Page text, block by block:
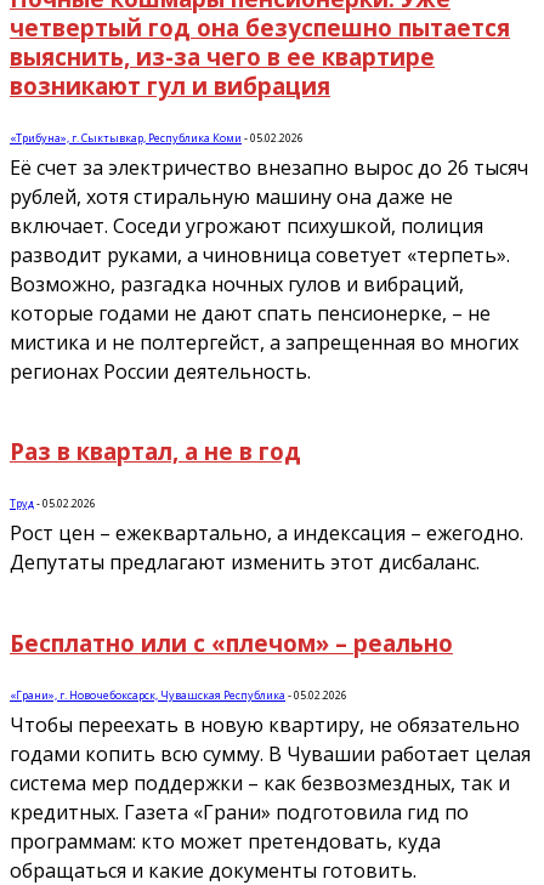
четвертый год она безуспешно пытается
выяснить, из-за чего в ее квартире
возникают гул и вибрация
«Трибуна», г. Сыктывкар, Республика Коми -05.02.2026
Её счет за электричество внезапно вырос до 26 тысяч
рублей, хотя стиральную машину она даже не
включает. Соседи угрожают психушкой, полиция
разводит руками, а чиновница советует «терпеть».
Возможно, разгадка ночных гулов и вибраций,
которые годами не дают спать пенсионерке, – не
мистика и не полтергейст, а запрещенная во многих
регионах России деятельность.
Раз в квартал, а не в год
Труд-05.02.2026
Рост цен – ежеквартально, а индексация – ежегодно.
Депутаты предлагают изменить этот дисбаланс.
Бесплатно или с «плечом» – реально
«Грани», г. Новочебоксарск, Чувашская Республика -05.02.2026
Чтобы переехать в новую квартиру, не обязательно
годами копить всю сумму. В Чувашии работает целая
система мер поддержки – как безвозмездных, так и
кредитных. Газета «Грани» подготовила гид по
программам: кто может претендовать, куда
обращаться и какие документы готовить.